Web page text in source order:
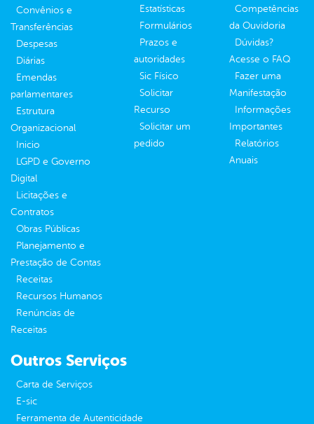
Convênios e
Transferências
Despesas
Diárias
Emendas
parlamentares
Estrutura
Organizacional
Inicio
LGPD e Governo
Digital
Licitações e
Contratos
Obras Públicas
Planejamento e
Prestação de Contas
Receitas
Recursos Humanos
Renúncias de
Receitas
Estatísticas
Formulários
Prazos e
autoridades
Sic Físico
Solicitar
Recurso
Solicitar um
pedido
Competências
da Ouvidoria
Dúvidas?
Acesse o FAQ
Fazer uma
Manifestação
Informações
Importantes
Relatórios
Anuais
Outros Serviços
Carta de Serviços
E-sic
Ferramenta de Autenticidade